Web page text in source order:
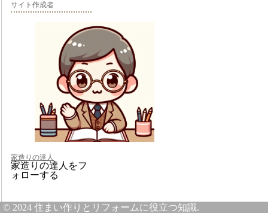
サイト作成者
家造りの達人
家造りの達人をフ
ォローする
© 2024 住まい作りとリフォームに役立つ知識.